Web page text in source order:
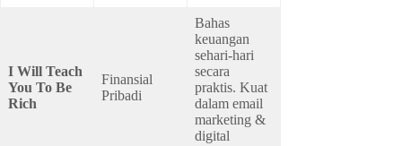
I Will Teach
You To Be
Rich
Finansial
Pribadi
Bahas
keuangan
sehari-hari
secara
praktis. Kuat
dalam email
marketing &
digital